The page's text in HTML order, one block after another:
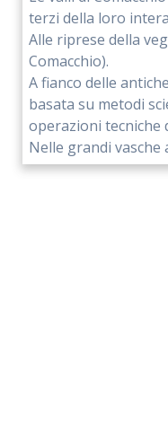
terzi della loro
Alle riprese della
Comacchio).
A fianco delle
basata su metodi
operazioni tecniche
Nelle grandi